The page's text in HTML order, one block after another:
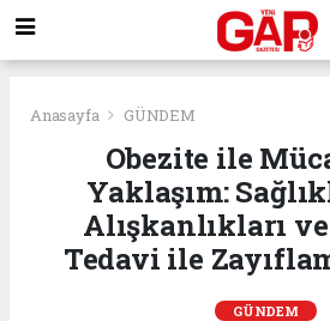
Anasayfa GÜNDEM
Obezite ile
Yaklaşım:
Alışkanlıkları
Tedavi ile
GÜNDEM